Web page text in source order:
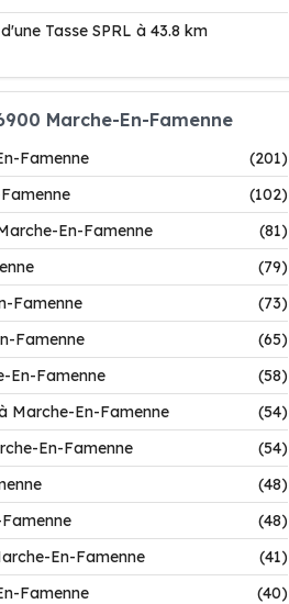
Tasse SPRL à 43.8 km
Marche-En-Famenne
Famenne
(201)
(102)
En-Famenne
(81)
(79)
Famenne
(73)
Famenne
(65)
En-Famenne
(58)
Marche-En-Famenne
(54)
En-Famenne
(54)
(48)
(48)
En-Famenne
(41)
Famenne
(40)